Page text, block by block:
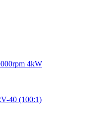
4kW
40 (100:1)